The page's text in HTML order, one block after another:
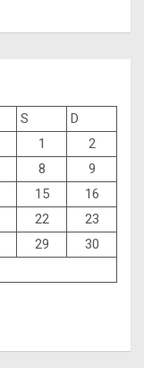
S
D
1
2
8
9
15
16
22
23
29
30